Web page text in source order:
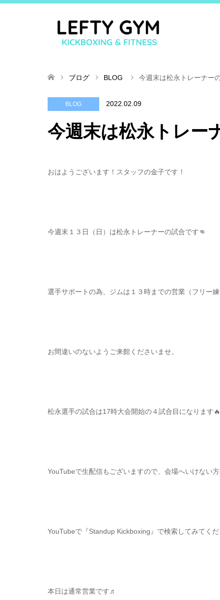
ブログ BLOG 今週末は松永トレーナー
BLOG 2022.02.09
今週末は松永トレー
おはようございます！スタッフの金子です！
今週末１３日（日）は松永トレーナーの試合です👊
選手サポートの為、ジムは１３時までの営業（フリー
お間違いのないようご来館くださいませ。
松永選手の試合は17時大会開始の４試合目になります🔥
YouTubeで生配信もございますので、会場へいけない
YouTubeで『Standup Kickboxing』で検索してみてく
本日は通常営業です♬